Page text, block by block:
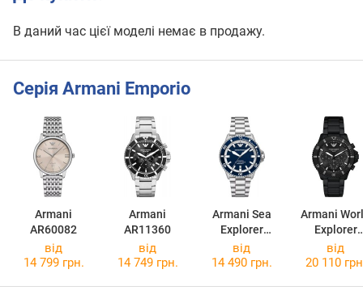
В даний час цієї моделі немає в продажу.
Серія Armani Emporio
Armani
AR60082
Armani
AR11360
Armani Sea
Explorer
AR60079
Armani
Explorer
AR11784
від
14 799 грн.
від
14 749 грн.
від
14 490 грн.
від
20 110